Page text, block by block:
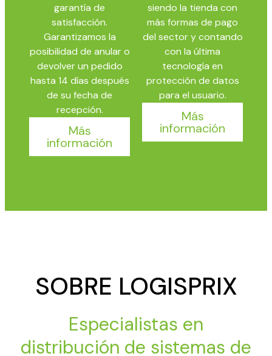
garantía de
satisfacción.
Garantizamos la
posibilidad de anular o
devolver un pedido
hasta 14 días después
de su fecha de
recepción.
Más
información
siendo la tienda con
más formas de pago
del sector y contando
con la última
tecnología en
protección de datos
para el usuario.
Más
información
SOBRE LOGISPRIX
Especialistas en
distribución de sistemas de